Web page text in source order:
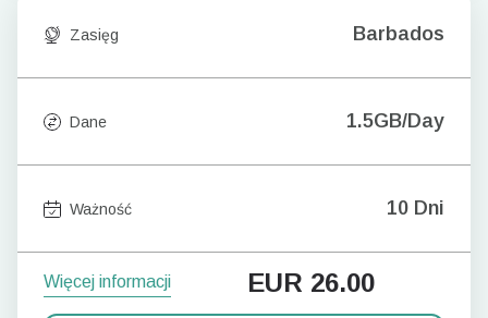
Zasięg Barbados
Dane 1.5GB/Day
Ważność 10 Dni
Więcej informacji EUR 26.00